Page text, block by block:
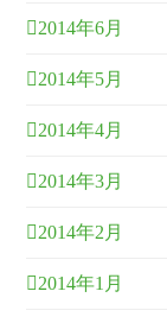
2014年6月
2014年5月
2014年4月
2014年3月
2014年2月
2014年1月